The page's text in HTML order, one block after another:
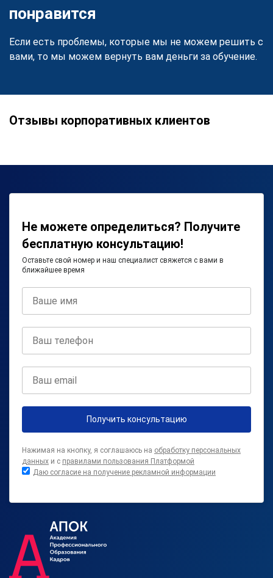
понравится
Если есть проблемы, которые мы не можем решить с
вами, то мы можем вернуть вам деньги за обучение.
Отзывы корпоративных клиентов
Не можете определиться? Получите
бесплатную консультацию!
Оставьте свой номер и наш специалист свяжется с вами в
ближайшее время
Получить консультацию
Нажимая на кнопку, я соглашаюсь на обработку персональных
данных и с правилами пользования Платформой
Даю согласие на получение рекламной информации